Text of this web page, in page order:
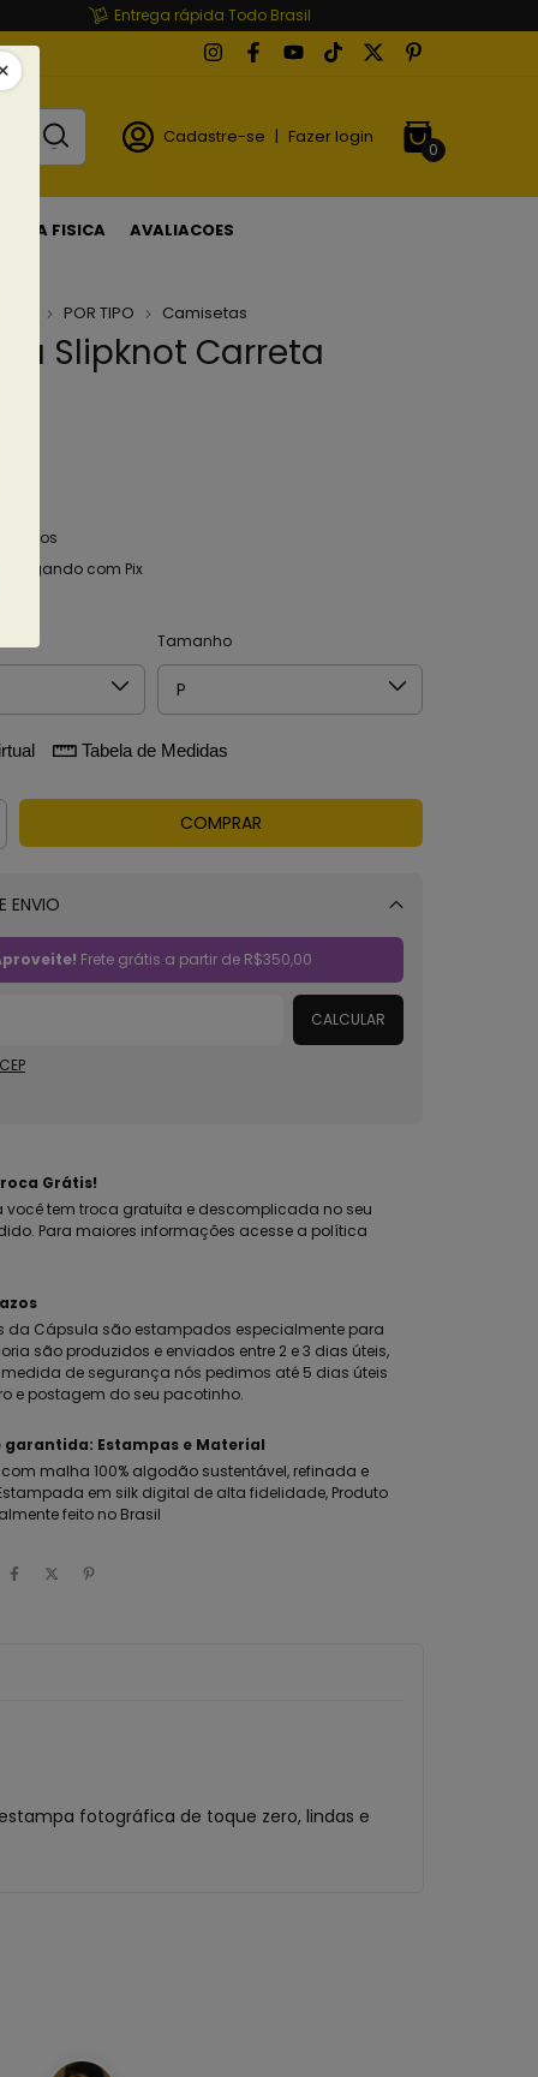
Entrega rápida Todo Brasil
Cadastre-se | Fazer login
0
LOJA FISICA AVALIACOES
POR TIPO Camisetas
Slipknot Carreta
juros
pagando com Pix
Tamanho
Tabela de Medidas
ENVIO
Frete grátis a partir de R$350,00
CALCULAR
Grátis!
você tem troca gratuita e descomplicada no seu
Para maiores informações acesse a política
da Cápsula são estampados especialmente para
são produzidos e enviados entre 2 e 3 dias úteis,
de segurança nós pedimos até 5 dias úteis
e postagem do seu pacotinho.
garantida: Estampas e Material
malha 100% algodão sustentável, refinada e
em silk digital de alta fidelidade, Produto
feito no Brasil
fotográfica de toque zero, lindas e